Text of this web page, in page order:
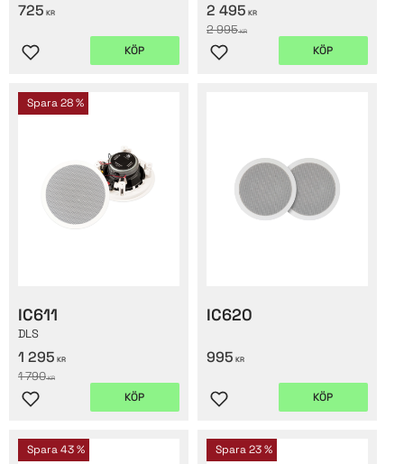
725 KR
Lägg till i favoriter
KÖP
2 495 KR
2 995KR
Lägg till i favoriter
KÖP
IC611
DLS
1 295 KR
1 790KR
Spara28 %
Lägg till i favoriter
KÖP
IC620
995 KR
Lägg till i favoriter
KÖP
Spara43 % Spara23 %